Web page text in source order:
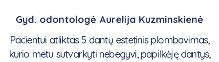
Gyd. odontologė Aurelija Kuzminskienė
Pacientui atliktas 5 dantų estetinis plombavimas,
kurio metu sutvarkyti nebegyvi, papilkėję dantys,